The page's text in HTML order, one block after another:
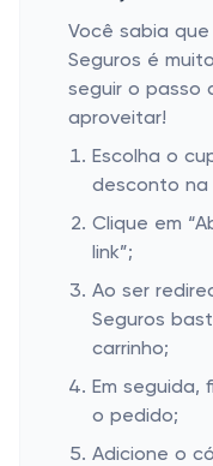
Você sabia
Seguros é
seguir o passo
aproveitar!
Escolha o
desconto na
Clique em
link”;
Ao ser
Seguros
carrinho;
Em seguida,
o pedido;
Adicione o